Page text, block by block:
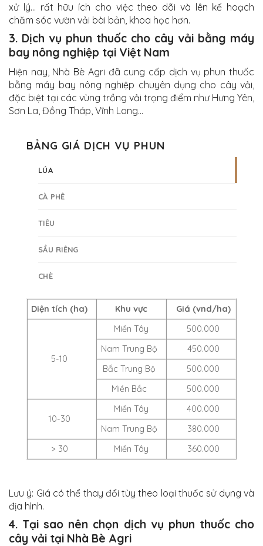
xử lý… rất hữu ích cho việc theo dõi và lên kế hoạch
chăm sóc vườn vải bài bản, khoa học hơn.
3. Dịch vụ phun thuốc cho cây vải bằng máy
bay nông nghiệp tại Việt Nam
Hiện nay, Nhà Bè Agri đã cung cấp dịch vụ phun thuốc
bằng máy bay nông nghiệp chuyên dụng cho cây vải,
đặc biệt tại các vùng trồng vải trọng điểm như Hưng Yên,
Sơn La, Đồng Tháp, Vĩnh Long…
BẢNG GIÁ DỊCH VỤ PHUN
LÚA
CÀ PHÊ
TIÊU
SẦU RIÊNG
CHÈ
Diện tích (ha) Khu vực Giá (vnd/ha)
5-10
Miền Tây
500.000
Nam Trung Bộ
450.000
Bắc Trung Bộ
500.000
Miền Bắc
500.000
10-30
Miền Tây
400.000
Nam Trung Bộ
380.000
> 30
Miền Tây 360.000
Lưu ý: Giá có thể thay đổi tùy theo loại thuốc sử dụng và
địa hình.
4. Tại sao nên chọn dịch vụ phun thuốc cho
cây vải tại Nhà Bè Agri